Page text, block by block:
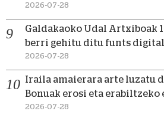
2026-07-28
Galdakaoko Udal Artxiboak
berri gehitu ditu funts
2026-07-28
Iraila amaierara arte luzatu
Bonuak erosi eta erabiltzeko
2026-07-28